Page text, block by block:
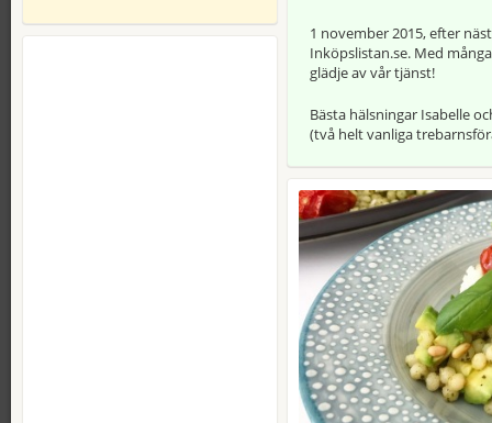
1 november 2015, efter
Inköpslistan.se. Med
glädje av vår tjänst!
Bästa hälsningar Isabelle
(två helt vanliga